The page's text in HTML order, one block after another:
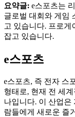
요약글: e스포츠는
글로벌 대회와 게임
고 있습니다. 프로게
잡고 있습니다.
e스포츠
e스포츠, 즉 전자 스
형태로, 현재 전 세
나입니다. 이 산업은
람들에게 새로운 즐